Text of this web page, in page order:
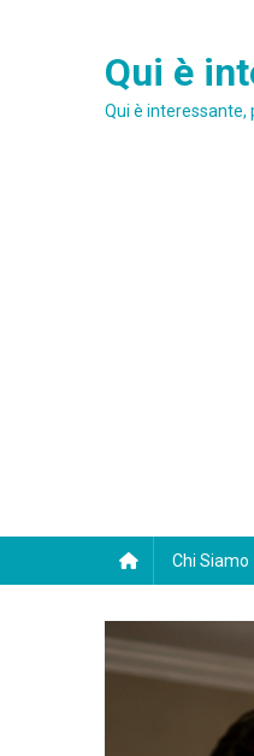
Qui è
Qui è interessante,
Chi Siamo